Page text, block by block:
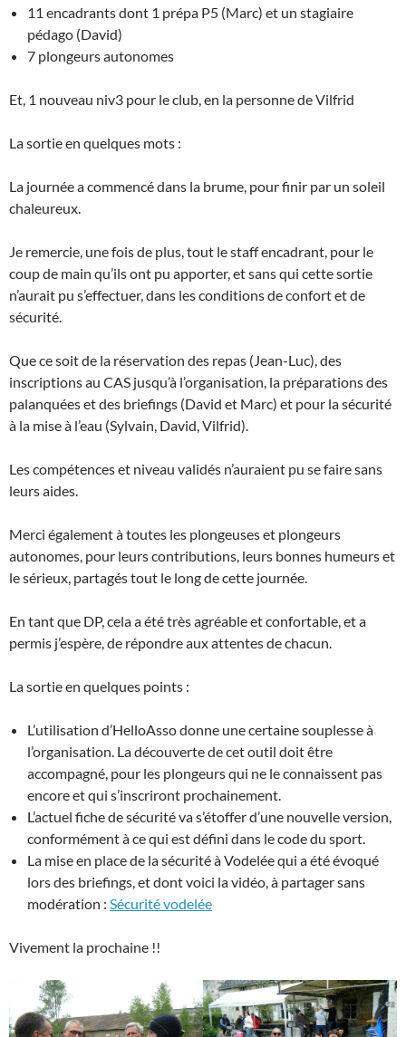
11 encadrants dont 1 prépa P5 (Marc) et un stagiaire
pédago (David)
7 plongeurs autonomes
Et, 1 nouveau niv3 pour le club, en la personne de Vilfrid
La sortie en quelques mots :
La journée a commencé dans la brume, pour finir par un soleil
chaleureux.
Je remercie, une fois de plus, tout le staff encadrant, pour le
coup de main qu’ils ont pu apporter, et sans qui cette sortie
n’aurait pu s’effectuer, dans les conditions de confort et de
sécurité.
Que ce soit de la réservation des repas (Jean-Luc), des
inscriptions au CAS jusqu’à l’organisation, la préparations des
palanquées et des briefings (David et Marc) et pour la sécurité
à la mise à l’eau (Sylvain, David, Vilfrid).
Les compétences et niveau validés n’auraient pu se faire sans
leurs aides.
Merci également à toutes les plongeuses et plongeurs
autonomes, pour leurs contributions, leurs bonnes humeurs et
le sérieux, partagés tout le long de cette journée.
En tant que DP, cela a été très agréable et confortable, et a
permis j’espère, de répondre aux attentes de chacun.
La sortie en quelques points :
L’utilisation d’HelloAsso donne une certaine souplesse à
l’organisation. La découverte de cet outil doit être
accompagné, pour les plongeurs qui ne le connaissent pas
encore et qui s’inscriront prochainement.
L’actuel fiche de sécurité va s’étoffer d’une nouvelle version,
conformément à ce qui est défini dans le code du sport.
La mise en place de la sécurité à Vodelée qui a été évoqué
lors des briefings, et dont voici la vidéo, à partager sans
modération : Sécurité vodelée
Vivement la prochaine !!